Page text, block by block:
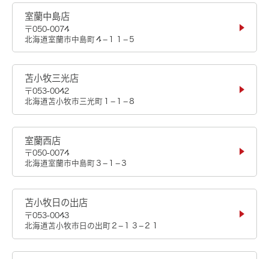
室蘭中島店
〒050-0074
北海道室蘭市中島町４−１１−５
苫小牧三光店
〒053-0042
北海道苫小牧市三光町１−１−８
室蘭西店
〒050-0074
北海道室蘭市中島町３−１−３
苫小牧日の出店
〒053-0043
北海道苫小牧市日の出町２−１３−２１